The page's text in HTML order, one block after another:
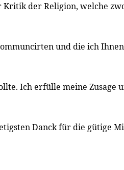
Kritik der Religion, welche
und die ich
Ich erfülle meine Zusage
Danck für die gütige